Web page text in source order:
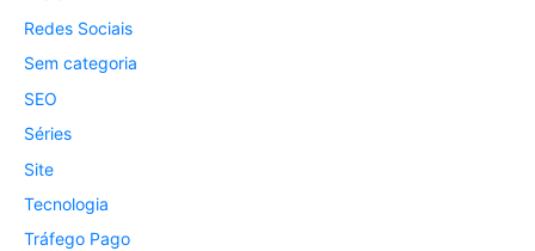
Redes Sociais
Sem categoria
SEO
Séries
Site
Tecnologia
Tráfego Pago